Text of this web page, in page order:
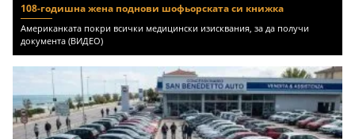
108-годишна жена поднови шофьорската си книжка
Американката покри всички медицински изисквания, за да получи
документа (ВИДЕО)